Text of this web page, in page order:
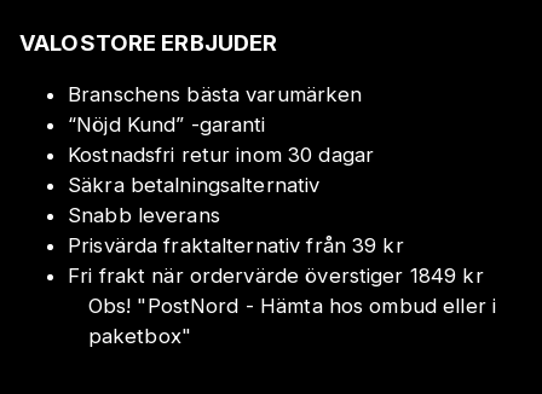
VALOSTORE ERBJUDER
Branschens bästa varumärken
“Nöjd Kund” -garanti
Kostnadsfri retur inom 30 dagar
Säkra betalningsalternativ
Snabb leverans
Prisvärda fraktalternativ från 39 kr
Fri frakt när ordervärde överstiger 1849 kr
Obs! "PostNord - Hämta hos ombud eller i
paketbox"